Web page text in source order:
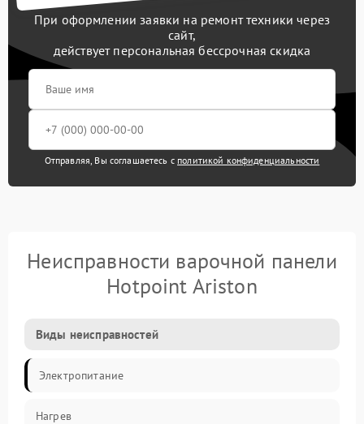
При оформлении заявки на ремонт техники через
сайт,
действует персональная бессрочная скидка
Отправляя, Вы соглашаетесь с политикой конфиденциальности
Неисправности варочной панели
Hotpoint Ariston
Виды неисправностей
Электропитание
Нагрев